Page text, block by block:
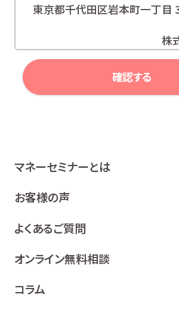
東京都千代田区岩本町一丁目
株
代表
当社は、お客様の個人情報及び個人番号
当社は、個人情報等の保護に関する関係
イン及び、所属金融商品取引業者の社内
個人情報保護方針を遵守いたします。
2 利用目的
当社は、お客様の同意を得た場合及
必要な範囲内でお客様の個人情報を
確認する
マネーセミナーとは
お客様の声
よくあるご質問
オンライン無料相談
コラム